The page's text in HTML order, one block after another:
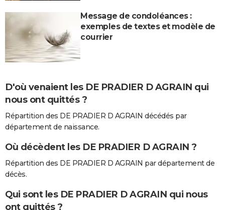
Message de condoléances :
exemples de textes et modèle de
courrier
D'où venaient les DE PRADIER D AGRAIN qui
nous ont quittés ?
Répartition des DE PRADIER D AGRAIN décédés par
département de naissance.
Où décèdent les DE PRADIER D AGRAIN ?
Répartition des DE PRADIER D AGRAIN par département de
décès.
Qui sont les DE PRADIER D AGRAIN qui nous
ont quittés ?